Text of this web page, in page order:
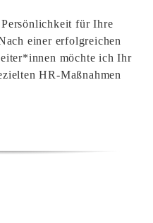
für Ihre
einer erfolgreichen
möchte ich Ihr
HR-Maßnahmen